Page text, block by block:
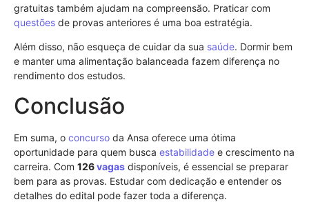
gratuitas também ajudam na compreensão. Praticar com
questões de provas anteriores é uma boa estratégia.
Além disso, não esqueça de cuidar da sua saúde. Dormir bem
e manter uma alimentação balanceada fazem diferença no
rendimento dos estudos.
Conclusão
Em suma, o concurso da Ansa oferece uma ótima
oportunidade para quem busca estabilidade e crescimento na
carreira. Com 126vagas disponíveis, é essencial se preparar
bem para as provas. Estudar com dedicação e entender os
detalhes do edital pode fazer toda a diferença.